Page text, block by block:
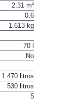
2,31 m²
0,6
1.613 kg
70 l
No
1.470 litros
530 litros
5